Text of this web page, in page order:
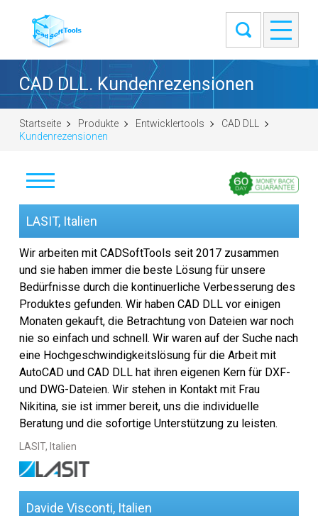
CAD DLL. Kundenrezensionen
Startseite Produkte Entwicklertools
CAD DLL
Kundenrezensionen
Download
Frage stellen
Kundenrezensionen
Hilfe
Wahl der SDK
EULA
LASIT, Italien
Wir arbeiten mit CADSoftTools seit 2017 zusammen
und sie haben immer die beste Lösung für unsere
Bedürfnisse durch die kontinuerliche Verbesserung des
Produktes gefunden. Wir haben CAD DLL vor einigen
Monaten gekauft, die Betrachtung von Dateien war noch
nie so einfach und schnell. Wir waren auf der Suche nach
eine Hochgeschwindigkeitslösung für die Arbeit mit
AutoCAD und CAD DLL hat ihren eigenen Kern für DXF-
und DWG-Dateien. Wir stehen in Kontakt mit Frau
Nikitina, sie ist immer bereit, uns die individuelle
Beratung und die sofortige Unterstützung zu leisten.
LASIT, Italien
Davide Visconti, Italien